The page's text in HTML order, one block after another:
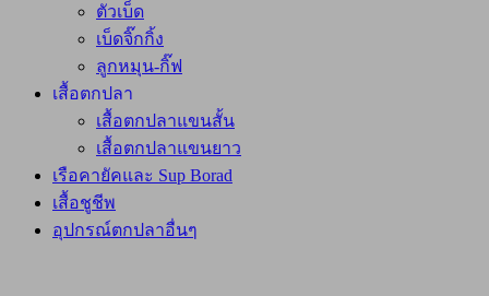
ตัวเบ็ด
เบ็ดจิ๊กกิ้ง
ลูกหมุน-กิ๊ฟ
เสื้อตกปลา
เสื้อตกปลาแขนสั้น
เสื้อตกปลาแขนยาว
เรือคายัคและ Sup Borad
เสื้อชูชีพ
อุปกรณ์ตกปลาอื่นๆ